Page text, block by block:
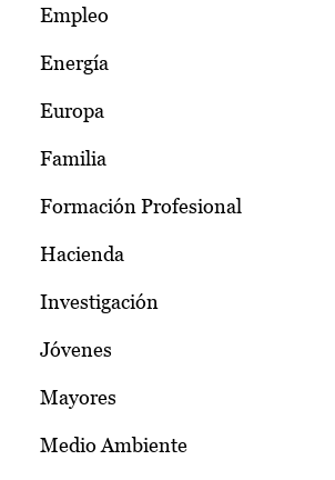
Empleo
Energía
Europa
Familia
Formación Profesional
Hacienda
Investigación
Jóvenes
Mayores
Medio Ambiente